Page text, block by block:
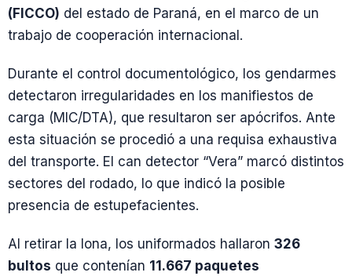
(FICCO) del estado de Paraná, en el marco de un
trabajo de cooperación internacional.
Durante el control documentológico, los gendarmes
detectaron irregularidades en los manifiestos de
carga (MIC/DTA), que resultaron ser apócrifos. Ante
esta situación se procedió a una requisa exhaustiva
del transporte. El can detector “Vera” marcó distintos
sectores del rodado, lo que indicó la posible
presencia de estupefacientes.
Al retirar la lona, los uniformados hallaron 326
bultos que contenían 11.667 paquetes